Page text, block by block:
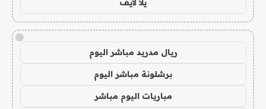
!
ريال مدريد مباشر اليوم
برشلونة مباشر اليوم
مباريات اليوم مباشر